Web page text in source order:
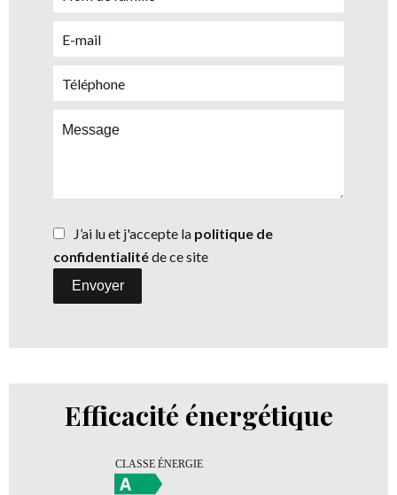
J’ai lu et j'accepte la politique de
confidentialitéde ce site
Envoyer
Efficacité énergétique